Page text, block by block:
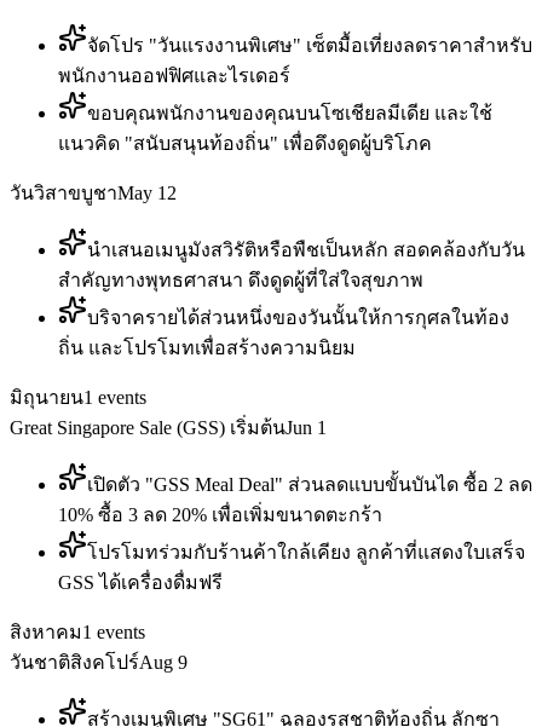
จัดโปร "วันแรงงานพิเศษ" เซ็ตมื้อเที่ยงลดราคาสำหรับ
พนักงานออฟฟิศและไรเดอร์
ขอบคุณพนักงานของคุณบนโซเชียลมีเดีย และใช้
แนวคิด "สนับสนุนท้องถิ่น" เพื่อดึงดูดผู้บริโภค
วันวิสาขบูชาMay 12
นำเสนอเมนูมังสวิรัติหรือพืชเป็นหลัก สอดคล้องกับวัน
สำคัญทางพุทธศาสนา ดึงดูดผู้ที่ใส่ใจสุขภาพ
บริจาครายได้ส่วนหนึ่งของวันนั้นให้การกุศลในท้อง
ถิ่น และโปรโมทเพื่อสร้างความนิยม
มิถุนายน1 events
Great Singapore Sale (GSS) เริ่มต้นJun 1
เปิดตัว "GSS Meal Deal" ส่วนลดแบบขั้นบันได ซื้อ 2 ลด
10% ซื้อ 3 ลด 20% เพื่อเพิ่มขนาดตะกร้า
โปรโมทร่วมกับร้านค้าใกล้เคียง ลูกค้าที่แสดงใบเสร็จ
GSS ได้เครื่องดื่มฟรี
สิงหาคม1 events
วันชาติสิงคโปร์Aug 9
สร้างเมนูพิเศษ "SG61" ฉลองรสชาติท้องถิ่น ลักซา